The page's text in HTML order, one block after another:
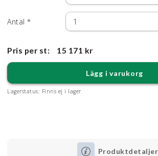
Antal *
Pris per st: 15 171 kr
Lägg i varukorg
Lagerstatus: Finns ej i lager
Produktdetaljer